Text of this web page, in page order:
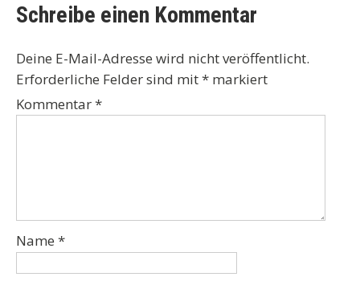
Schreibe einen Kommentar
Deine E-Mail-Adresse wird nicht veröffentlicht.
Erforderliche Felder sind mit* markiert
Kommentar*
Name *